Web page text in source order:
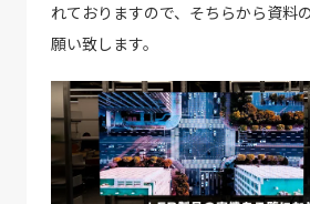
れておりますので、そちらから資料
願い致します。